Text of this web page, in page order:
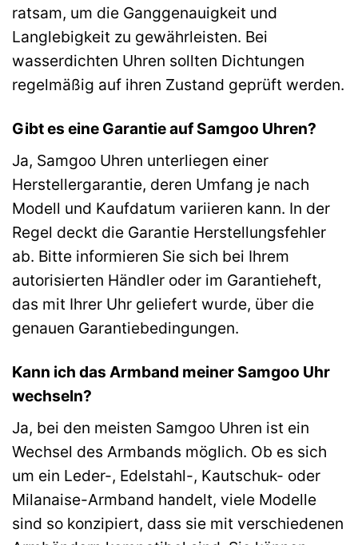
ratsam, um die Ganggenauigkeit und
Langlebigkeit zu gewährleisten. Bei
wasserdichten Uhren sollten Dichtungen
regelmäßig auf ihren Zustand geprüft werden.
Gibt es eine Garantie auf Samgoo Uhren?
Ja, Samgoo Uhren unterliegen einer
Herstellergarantie, deren Umfang je nach
Modell und Kaufdatum variieren kann. In der
Regel deckt die Garantie Herstellungsfehler
ab. Bitte informieren Sie sich bei Ihrem
autorisierten Händler oder im Garantieheft,
das mit Ihrer Uhr geliefert wurde, über die
genauen Garantiebedingungen.
Kann ich das Armband meiner Samgoo Uhr
wechseln?
Ja, bei den meisten Samgoo Uhren ist ein
Wechsel des Armbands möglich. Ob es sich
um ein Leder-, Edelstahl-, Kautschuk- oder
Milanaise-Armband handelt, viele Modelle
sind so konzipiert, dass sie mit verschiedenen